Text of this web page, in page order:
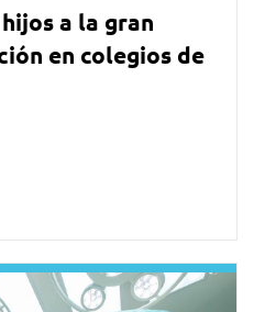
a la gran
en colegios de